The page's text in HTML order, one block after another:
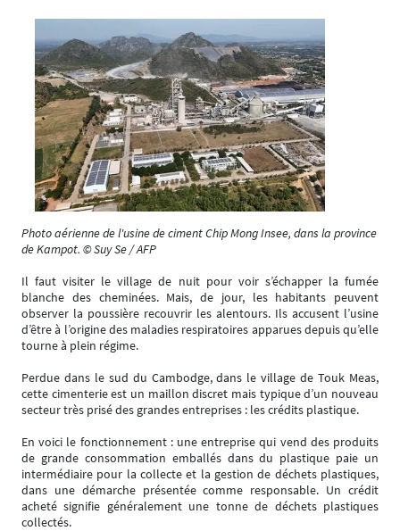
Photo aérienne de l'usine de ciment Chip Mong Insee, dans la province
de Kampot. © Suy Se / AFP
Il faut visiter le village de nuit pour voir s’échapper la fumée
blanche des cheminées. Mais, de jour, les habitants peuvent
observer la poussière recouvrir les alentours. Ils accusent l’usine
d’être à l’origine des maladies respiratoires apparues depuis qu’elle
tourne à plein régime.
Perdue dans le sud du Cambodge, dans le village de Touk Meas,
cette cimenterie est un maillon discret mais typique d’un nouveau
secteur très prisé des grandes entreprises : les crédits plastique.
En voici le fonctionnement : une entreprise qui vend des produits
de grande consommation emballés dans du plastique paie un
intermédiaire pour la collecte et la gestion de déchets plastiques,
dans une démarche présentée comme responsable. Un crédit
acheté signifie généralement une tonne de déchets plastiques
collectés.